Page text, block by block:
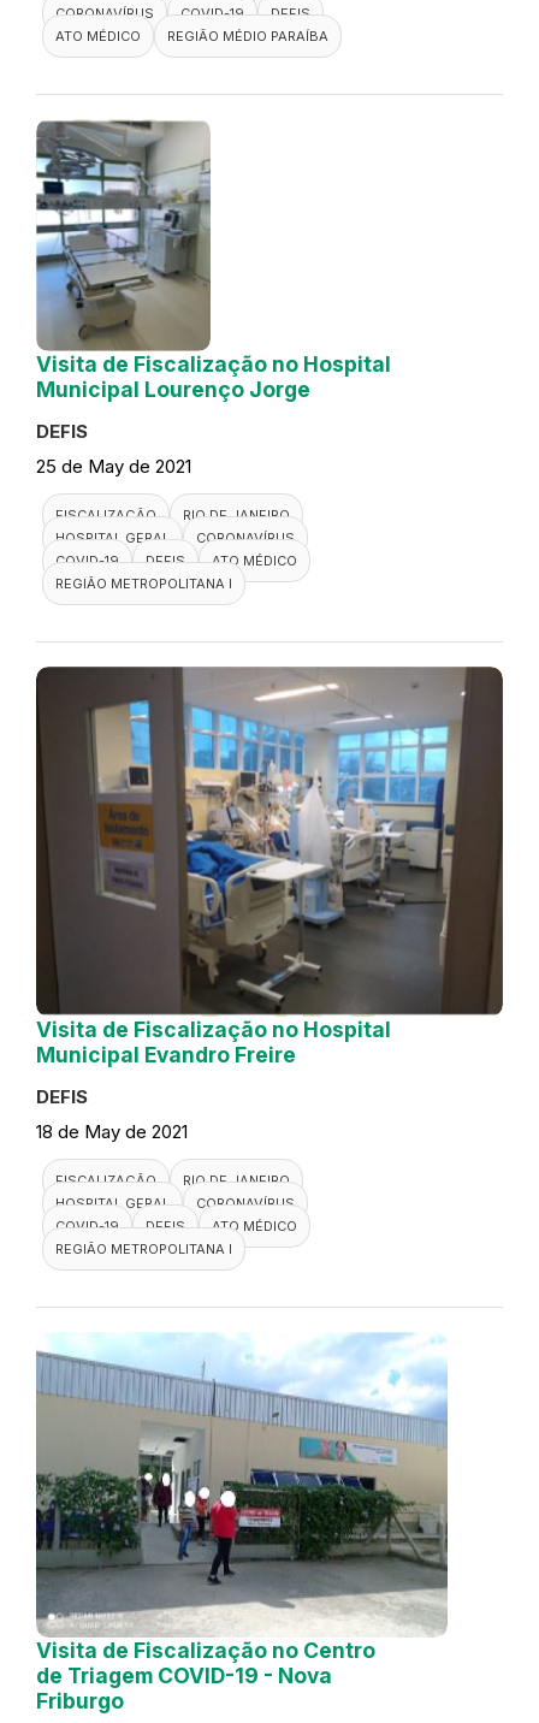
CORONAVÍRUS
COVID-19
DEFIS
ATO MÉDICO
REGIÃO MÉDIO PARAÍBA
Visita de Fiscalização no Hospital
Municipal Lourenço Jorge
DEFIS
25 de May de 2021
FISCALIZAÇÃO
RIO DE JANEIRO
HOSPITAL GERAL
CORONAVÍRUS
COVID-19
DEFIS
ATO MÉDICO
REGIÃO METROPOLITANA I
Visita de Fiscalização no Hospital
Municipal Evandro Freire
DEFIS
18 de May de 2021
FISCALIZAÇÃO
RIO DE JANEIRO
HOSPITAL GERAL
CORONAVÍRUS
COVID-19
DEFIS
ATO MÉDICO
REGIÃO METROPOLITANA I
Visita de Fiscalização no Centro
de Triagem COVID-19 - Nova
Friburgo